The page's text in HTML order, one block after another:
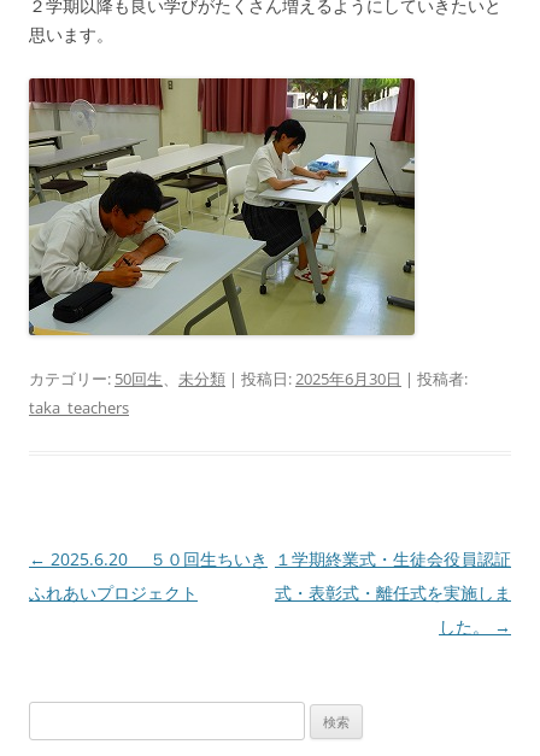
２学期以降も良い学びがたくさん増えるようにしていきたいと
思います。
カテゴリー: 50回生、 未分類 | 投稿日:2025年6月30日 | 投稿者:
taka_teachers
投
稿
← 2025.6.20 ５０回生ちいき
ふれあいプロジェクト
１学期終業式・生徒会役員認証
式・表彰式・離任式を実施しま
した。
→
索: